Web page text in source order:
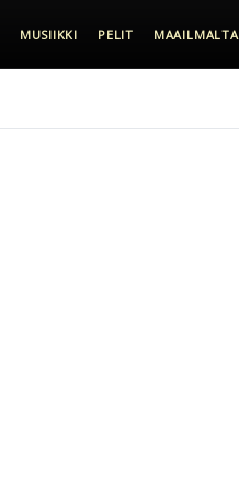
MUSIIKKI PELIT MAAILMALTA